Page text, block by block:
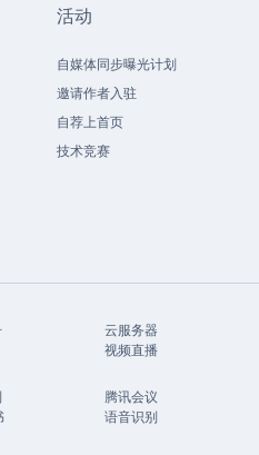
活动
自媒体同步曝光计划
邀请作者入驻
自荐上首页
技术竞赛
云服务器
视频直播
腾讯会议
语音识别